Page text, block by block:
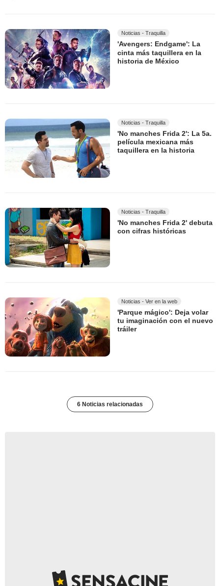
Noticias - Traquilla
'Avengers: Endgame': La
cinta más taquillera en la
historia de México
Noticias - Traquilla
'No manches Frida 2': La 5a.
película mexicana más
taquillera en la historia
Noticias - Traquilla
'No manches Frida 2' debuta
con cifras históricas
Noticias - Ver en la web
'Parque mágico': Deja volar
tu imaginación con el nuevo
tráiler
6 Noticias relacionadas